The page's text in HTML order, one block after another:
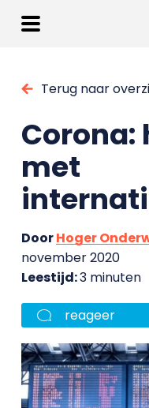
Terug naar
Corona:
met
DoorHoger
november 2020
Leestijd:3 minuten
reageer